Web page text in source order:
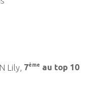
Lily, 7ème au top 10